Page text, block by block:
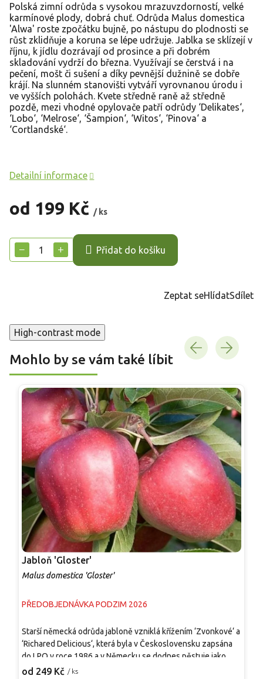
od 199 Kč / ks
cena:
+
− Přidat do košíku
Polská zimní odrůda s vysokou mrazuvzdorností, velké
karmínové plody, dobrá chuť. Odrůda Malus domestica
'Alwa' roste zpočátku bujně, po nástupu do plodnosti se
růst zklidňuje a koruna se lépe udržuje. Jablka se sklízejí v
říjnu, k jídlu dozrávají od prosince a při dobrém
skladování vydrží do března. Využívají se čerstvá i na
pečení, mošt či sušení a díky pevnější dužnině se dobře
krájí. Na slunném stanovišti vytváří vyrovnanou úrodu i
ve vyšších polohách. Kvete středně raně až středně
pozdě, mezi vhodné opylovače patří odrůdy ‘Delikates‘,
‘Lobo‘, ‘Melrose‘, ‘Šampion‘, ‘Witos‘, ‘Pinova‘ a
‘Cortlandské‘.
Detailní informace
Zeptat seHlídatSdílet
High-contrast mode
Mohlo by se vám také líbit
Jabloň 'Gloster'
Malus domestica 'Gloster'
PŘEDOBJEDNÁVKA PODZIM 2026
od 249 Kč / ks
Starší německá odrůda jabloně vzniklá křížením ‘Zvonkové‘ a
‘Richared Delicious‘, která byla v Československu zapsána
do LPO v roce 1986 a v Německu se dodnes pěstuje jako
významná tržní odrůda. Roste bujně, vytváří užší pyramidální